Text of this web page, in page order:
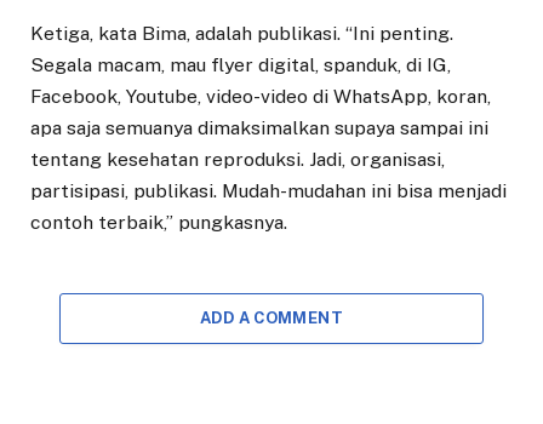
Ketiga, kata Bima, adalah publikasi. “Ini penting.
Segala macam, mau flyer digital, spanduk, di IG,
Facebook, Youtube, video-video di WhatsApp, koran,
apa saja semuanya dimaksimalkan supaya sampai ini
tentang kesehatan reproduksi. Jadi, organisasi,
partisipasi, publikasi. Mudah-mudahan ini bisa menjadi
contoh terbaik,” pungkasnya.
ADD A COMMENT